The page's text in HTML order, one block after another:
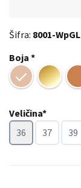
Šifra: 8001-WpGL
Boja *
Veličina*
36
37 39